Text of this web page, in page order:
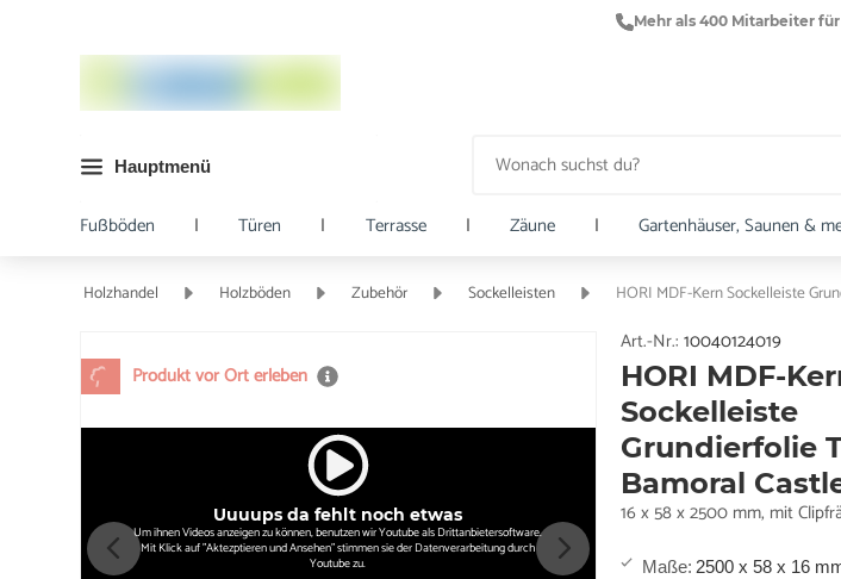
Mehr als 400 Mitarbeiter
Hauptmenü
Fußböden | Türen | Terrasse | Zäune | Gartenhäuser, Saunen &
Holzhandel Holzböden Zubehör Sockelleisten HORI MDF-Kern Sockelleiste
Produkt vor Ort erleben
Uuuups da fehlt noch etwas
Um ihnen Videos anzeigen zu können, benutzen wir Youtube als Drittanbietersoftware.
Mit Klick auf "Aktezptieren und Ansehen" stimmen sie der Datenverarbeitung durch
Youtube zu.
Art.-Nr.: 10040124019
HORI MDF-
Sockelleiste
Grundierfolie
Bamoral
16 x 58 x 2500 mm, mit
Maße: 2500 x 58 x 16